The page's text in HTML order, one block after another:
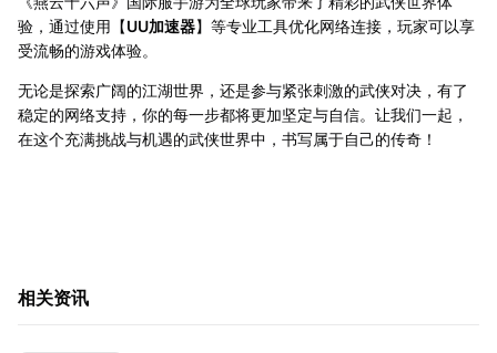
验，通过使用【UU加速器】等专业工具优化网络连接，玩家可以享
受流畅的游戏体验。
无论是探索广阔的江湖世界，还是参与紧张刺激的武侠对决，有了
稳定的网络支持，你的每一步都将更加坚定与自信。让我们一起，
在这个充满挑战与机遇的武侠世界中，书写属于自己的传奇！
相关资讯